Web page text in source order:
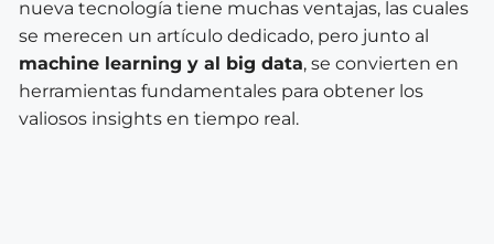
nueva tecnología tiene muchas ventajas, las cuales
se merecen un artículo dedicado, pero junto al
machine learning y al big data, se convierten en
herramientas fundamentales para obtener los
valiosos insights en tiempo real.